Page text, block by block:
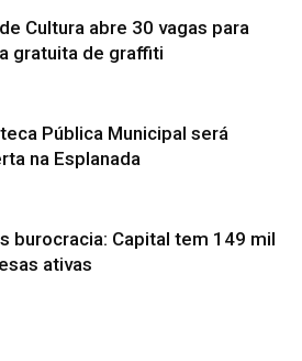
Cultura abre 30 vagas para
gratuita de graffiti
Pública Municipal será
na Esplanada
burocracia: Capital tem 149 mil
ativas